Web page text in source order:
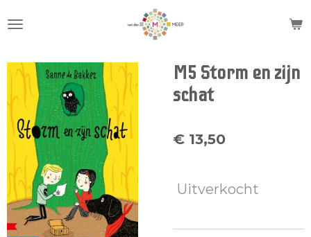
direct
de
hoofdinhoud
M5 Storm en zijn
schat
€ 13,50
Uitverkocht